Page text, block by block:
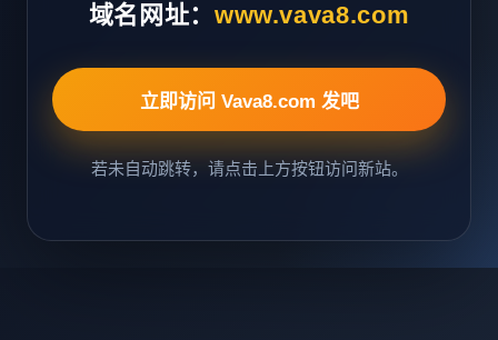
域名网址： www.vava8.com
立即访问 Vava8.com 发吧
若未自动跳转，请点击上方按钮访问新站。